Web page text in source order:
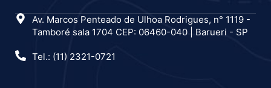
Av. Marcos Penteado de Ulhoa Rodrigues, n° 1119 -
Tamboré sala 1704 CEP: 06460-040 | Barueri - SP
Tel.: (11) 2321-0721